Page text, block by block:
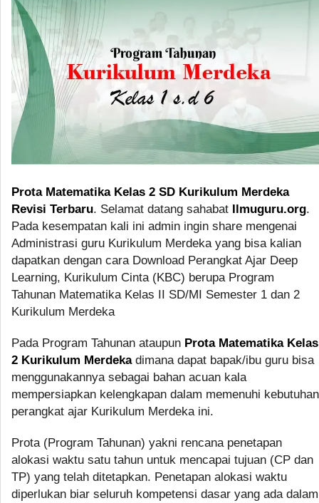
Prota Matematika Kelas 2 SD Kurikulum Merdeka
Revisi Terbaru. Selamat datang sahabat Ilmuguru.org.
Pada kesempatan kali ini admin ingin share mengenai
Administrasi guru Kurikulum Merdeka yang bisa kalian
dapatkan dengan cara Download Perangkat Ajar Deep
Learning, Kurikulum Cinta (KBC) berupa Program
Tahunan Matematika Kelas II SD/MI Semester 1 dan 2
Kurikulum Merdeka
Pada Program Tahunan ataupun Prota Matematika Kelas
2 Kurikulum Merdekadimana dapat bapak/ibu guru bisa
menggunakannya sebagai bahan acuan kala
mempersiapkan kelengkapan dalam memenuhi kebutuhan
perangkat ajar Kurikulum Merdeka ini.
Prota (Program Tahunan) yakni rencana penetapan
alokasi waktu satu tahun untuk mencapai tujuan (CP dan
TP) yang telah ditetapkan. Penetapan alokasi waktu
diperlukan biar seluruh kompetensi dasar yang ada dalam